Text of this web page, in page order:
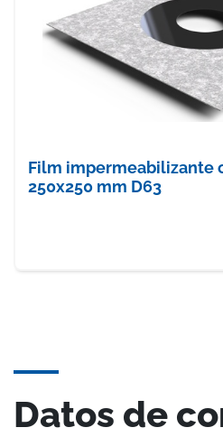
Film impermeabilizante
250x250 mm D63
Datos de